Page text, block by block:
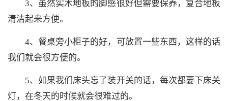
3、虽然实木地板的脚感很好但需要保养，复合地板
清洁起来方便。
4、餐桌旁小柜子的好，可放置一些东西，这样的话
我们就会很方便的。
5、如果我们床头忘了装开关的话，每次都要下床关
灯，在冬天的时候就会很难过的。